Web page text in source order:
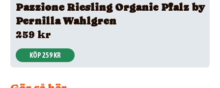
Pazzione Riesling Organic Pfalz by
Pernilla Wahlgren
259 kr
KÖP 259 KR